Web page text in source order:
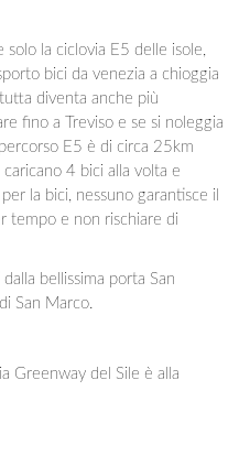
la ciclovia E5 delle isole,
bici da venezia a chioggia
diventa anche più
fino a Treviso e se si noleggia
E5 è di circa 25km
4 bici alla volta e
la bici, nessuno garantisce il
tempo e non rischiare di
bellissima porta San
San Marco.
Greenway del Sile è alla